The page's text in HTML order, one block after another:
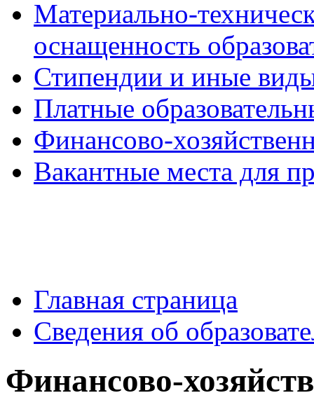
Материально-
оснащенность
Стипендии и иные
Платные
Финансово-
Вакантные места для
Главная страница
Сведения об
Финансово-